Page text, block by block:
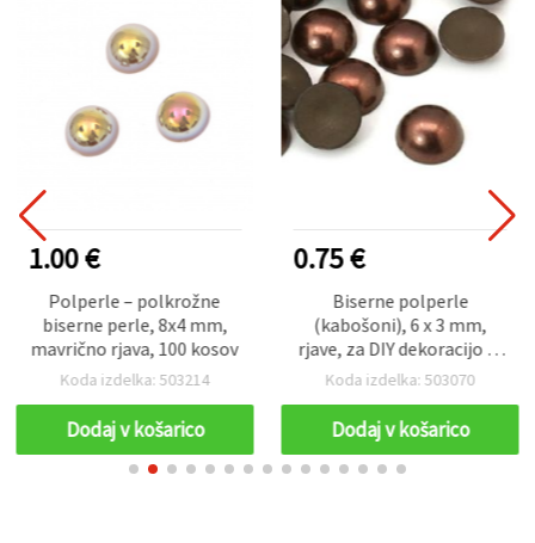
1.00 €
Polperle – polkrožne
biserne perle, 8x4 mm,
mavrično rjava, 100 kosov
Koda izdelka: 503214
Dodaj v košarico
0.75 €
Biserne polperle
(kabošoni), 6 x 3 mm,
rjave, za DIY dekoracijo in
scrapbooking - 100 kosov
Koda izdelka: 503070
Dodaj v košarico